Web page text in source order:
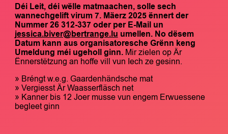
Déi Leit, déi wëlle matmaachen, solle sech
wannechgelift virum 7. Mäerz 2025 ënnert der
Nummer 26 312-337 oder per E-Mail un
jessica.biver@bertrange.lu umellen. No dësem
Datum kann aus organisatoresche Grënn keng
Umeldung méi ugeholl ginn. Mir zielen op Är
Ënnerstëtzung an hoffe vill vun Iech ze gesinn.
» Bréngt w.e.g. Gaardenhändsche mat
» Vergiesst Är Waasserfläsch net
» Kanner bis 12 Joer musse vun engem Erwuessene
begleet ginn